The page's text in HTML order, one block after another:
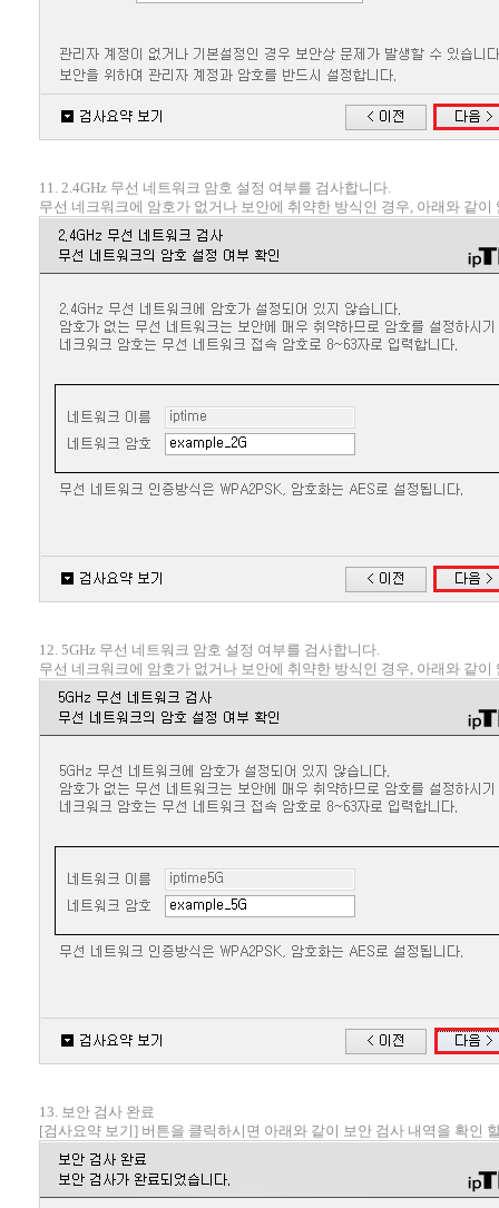
11. 2.4GHz 무선 네트워크 암호 설정 여부를 검사합니다.
무선 네크워크에 암호가 없거나 보안에 취약한 방식인 경우, 아래와 같
12. 5GHz 무선 네트워크 암호 설정 여부를 검사합니다.
무선 네크워크에 암호가 없거나 보안에 취약한 방식인 경우, 아래와 같
13. 보안 검사 완료
[검사요약 보기] 버튼을 클릭하시면 아래와 같이 보안 검사 내역을 확인